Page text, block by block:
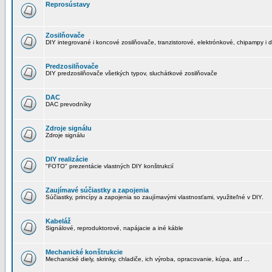
Reprosústavy
Zosilňovače
DIY integrované i koncové zosilňovače, tranzistorové, elektrónkové, chipampy i
Predzosilňovače
DIY predzosilňovače všetkých typov, sluchátkové zosilňovače
DAC
DAC prevodníky
Zdroje signálu
Zdroje signálu
DIY realizácie
"FOTO" prezentácie vlastných DIY konštrukcií
Zaujímavé súčiastky a zapojenia
Súčiastky, princípy a zapojenia so zaujímavými vlastnosťami, využiteľné v DIY.
Kabeláž
Signálové, reproduktorové, napájacie a iné káble
Mechanické konštrukcie
Mechanické diely, skrinky, chladiče, ich výroba, opracovanie, kúpa, atď ...